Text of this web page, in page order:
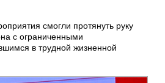
смогли протянуть руку
с ограниченными
в трудной жизненной